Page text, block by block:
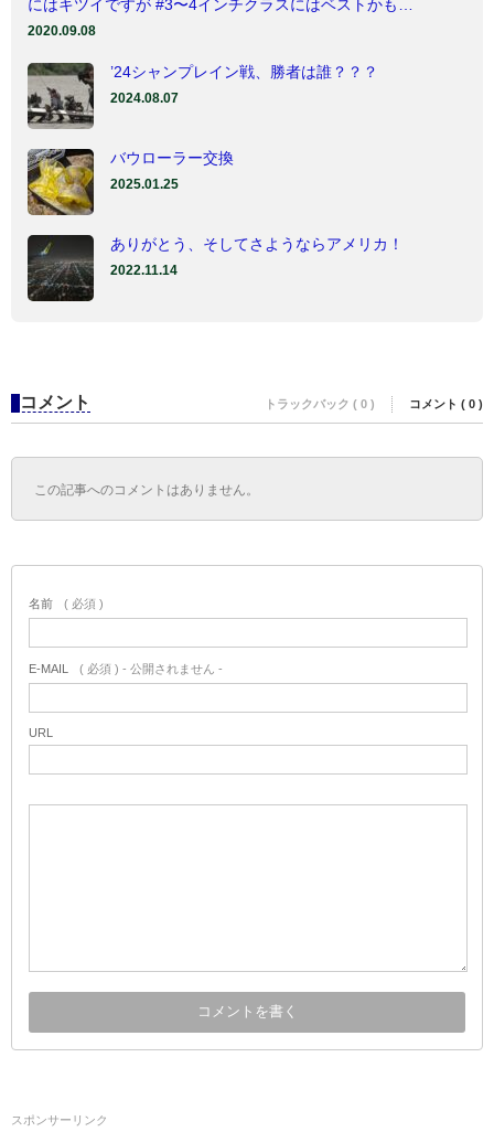
にはキツイですが #3〜4インチクラスにはベストかも…
2020.09.08
’24シャンプレイン戦、勝者は誰？？？
2024.08.07
バウローラー交換
2025.01.25
ありがとう、そしてさようならアメリカ！
2022.11.14
コメント トラックバック ( 0 ) コメント ( 0 )
この記事へのコメントはありません。
名前 ( 必須 )
E-MAIL ( 必須 ) - 公開されません -
URL
スポンサーリンク